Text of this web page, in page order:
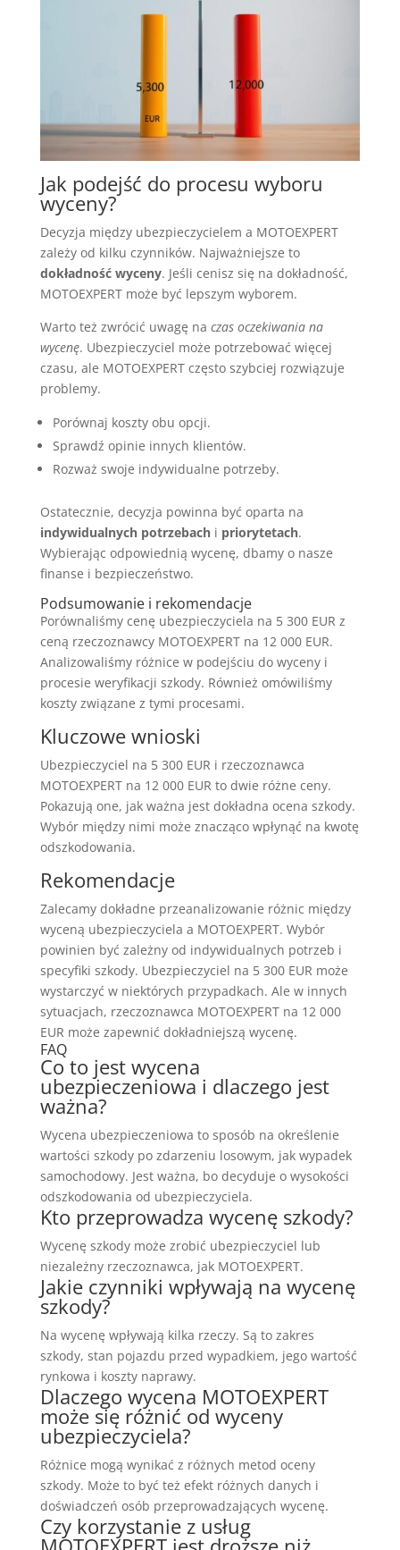
Jak podejść do procesu wyboru
wyceny?
Decyzja między ubezpieczycielem a MOTOEXPERT
zależy od kilku czynników. Najważniejsze to
dokładność wyceny. Jeśli cenisz się na dokładność,
MOTOEXPERT może być lepszym wyborem.
Warto też zwrócić uwagę na czas oczekiwania na
wycenę. Ubezpieczyciel może potrzebować więcej
czasu, ale MOTOEXPERT często szybciej rozwiązuje
problemy.
Porównaj koszty obu opcji.
Sprawdź opinie innych klientów.
Rozważ swoje indywidualne potrzeby.
Ostatecznie, decyzja powinna być oparta na
indywidualnych potrzebachi priorytetach.
Wybierając odpowiednią wycenę, dbamy o nasze
finanse i bezpieczeństwo.
Podsumowanie i rekomendacje
Porównaliśmy cenę ubezpieczyciela na 5 300 EUR z
ceną rzeczoznawcy MOTOEXPERT na 12 000 EUR.
Analizowaliśmy różnice w podejściu do wyceny i
procesie weryfikacji szkody. Również omówiliśmy
koszty związane z tymi procesami.
Kluczowe wnioski
Ubezpieczyciel na 5 300 EUR i rzeczoznawca
MOTOEXPERT na 12 000 EUR to dwie różne ceny.
Pokazują one, jak ważna jest dokładna ocena szkody.
Wybór między nimi może znacząco wpłynąć na kwotę
odszkodowania.
Rekomendacje
Zalecamy dokładne przeanalizowanie różnic między
wyceną ubezpieczyciela a MOTOEXPERT. Wybór
powinien być zależny od indywidualnych potrzeb i
specyfiki szkody. Ubezpieczyciel na 5 300 EUR może
wystarczyć w niektórych przypadkach. Ale w innych
sytuacjach, rzeczoznawca MOTOEXPERT na 12 000
EUR może zapewnić dokładniejszą wycenę.
FAQ
Co to jest wycena
ubezpieczeniowa i dlaczego jest
ważna?
Wycena ubezpieczeniowa to sposób na określenie
wartości szkody po zdarzeniu losowym, jak wypadek
samochodowy. Jest ważna, bo decyduje o wysokości
odszkodowania od ubezpieczyciela.
Kto przeprowadza wycenę szkody?
Wycenę szkody może zrobić ubezpieczyciel lub
niezależny rzeczoznawca, jak MOTOEXPERT.
Jakie czynniki wpływają na wycenę
szkody?
Na wycenę wpływają kilka rzeczy. Są to zakres
szkody, stan pojazdu przed wypadkiem, jego wartość
rynkowa i koszty naprawy.
Dlaczego wycena MOTOEXPERT
może się różnić od wyceny
ubezpieczyciela?
Różnice mogą wynikać z różnych metod oceny
szkody. Może to być też efekt różnych danych i
doświadczeń osób przeprowadzających wycenę.
Czy korzystanie z usług